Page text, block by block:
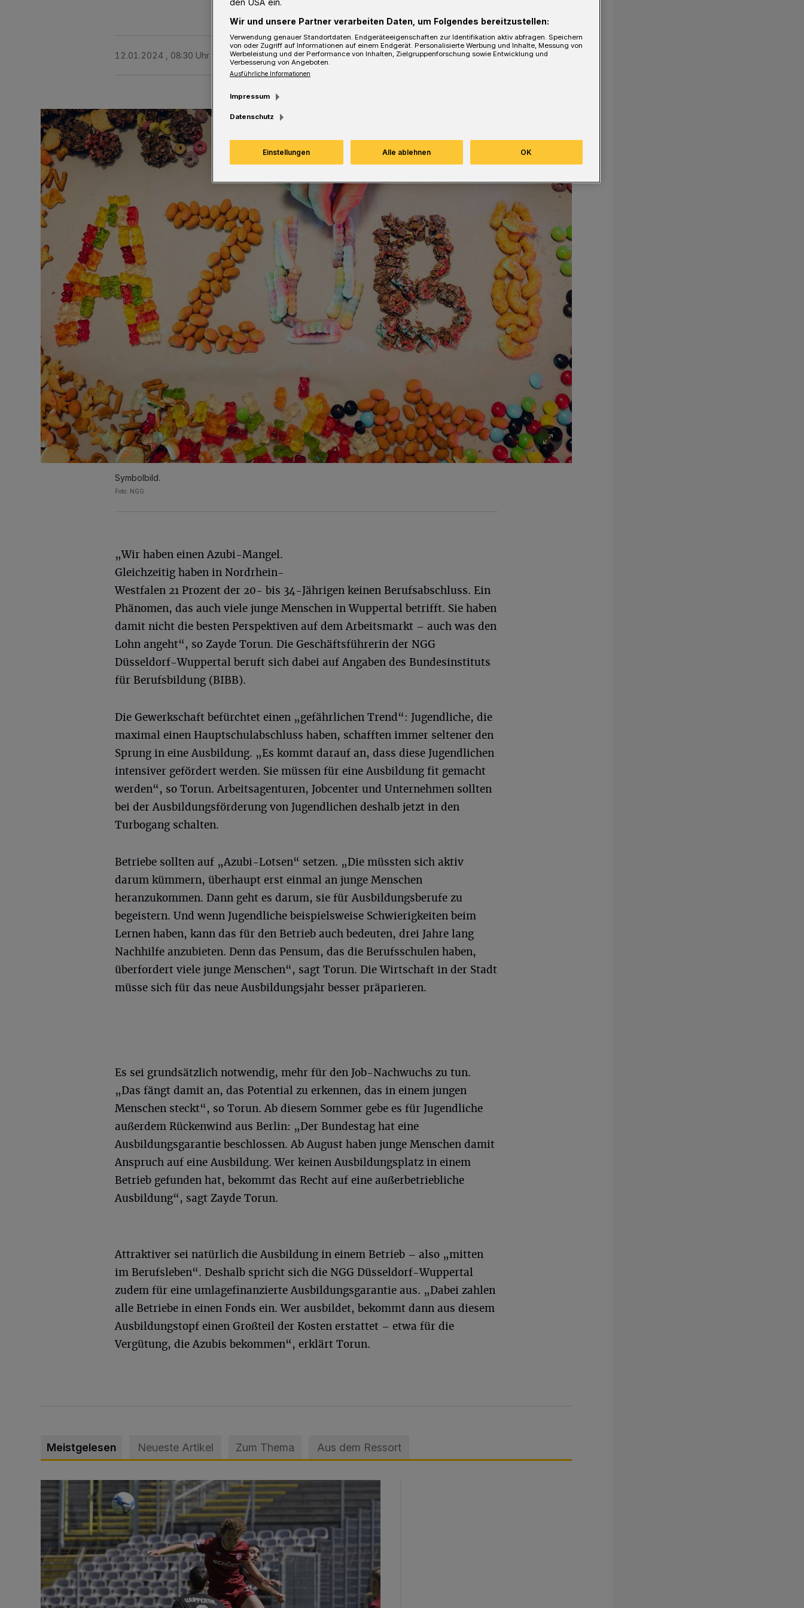
12.01.2024 , 08:30 Uhr 2 Minuten Lesezeit
Symbolbild.
Foto: NGG
„Wir haben einen Azubi-Mangel.
Gleichzeitig haben in Nordrhein-
Westfalen 21 Prozent der 20- bis 34-Jährigen keinen Berufsabschluss. Ein
Phänomen, das auch viele junge Menschen in Wuppertal betrifft. Sie haben
damit nicht die besten Perspektiven auf dem Arbeitsmarkt – auch was den
Lohn angeht“, so Zayde Torun. Die Geschäftsführerin der NGG
Düsseldorf-Wuppertal beruft sich dabei auf Angaben des Bundesinstituts
für Berufsbildung (BIBB).
Die Gewerkschaft befürchtet einen „gefährlichen Trend“: Jugendliche, die
maximal einen Hauptschulabschluss haben, schafften immer seltener den
Sprung in eine Ausbildung. „Es kommt darauf an, dass diese Jugendlichen
intensiver gefördert werden. Sie müssen für eine Ausbildung fit gemacht
werden“, so Torun. Arbeitsagenturen, Jobcenter und Unternehmen sollten
bei der Ausbildungsförderung von Jugendlichen deshalb jetzt in den
Turbogang schalten.
Betriebe sollten auf „Azubi-Lotsen“ setzen. „Die müssten sich aktiv
darum kümmern, überhaupt erst einmal an junge Menschen
heranzukommen. Dann geht es darum, sie für Ausbildungsberufe zu
begeistern. Und wenn Jugendliche beispielsweise Schwierigkeiten beim
Lernen haben, kann das für den Betrieb auch bedeuten, drei Jahre lang
Nachhilfe anzubieten. Denn das Pensum, das die Berufsschulen haben,
überfordert viele junge Menschen“, sagt Torun. Die Wirtschaft in der Stadt
müsse sich für das neue Ausbildungsjahr besser präparieren.
Es sei grundsätzlich notwendig, mehr für den Job-Nachwuchs zu tun.
„Das fängt damit an, das Potential zu erkennen, das in einem jungen
Menschen steckt“, so Torun. Ab diesem Sommer gebe es für Jugendliche
außerdem Rückenwind aus Berlin: „Der Bundestag hat eine
Ausbildungsgarantie beschlossen. Ab August haben junge Menschen damit
Anspruch auf eine Ausbildung. Wer keinen Ausbildungsplatz in einem
Betrieb gefunden hat, bekommt das Recht auf eine außerbetriebliche
Ausbildung“, sagt Zayde Torun.
Attraktiver sei natürlich die Ausbildung in einem Betrieb – also „mitten
im Berufsleben“. Deshalb spricht sich die NGG Düsseldorf-Wuppertal
zudem für eine umlagefinanzierte Ausbildungsgarantie aus. „Dabei zahlen
alle Betriebe in einen Fonds ein. Wer ausbildet, bekommt dann aus diesem
Ausbildungstopf einen Großteil der Kosten erstattet – etwa für die
Vergütung, die Azubis bekommen“, erklärt Torun.
Meistgelesen Neueste Artikel Zum Thema Aus dem Ressort
WSV: Übertragung im Barmer Bahnhof und klare Ansage
den USA ein.
Wir und unsere Partner verarbeiten Daten, um Folgendes bereitzustellen:
Verwendung genauer Standortdaten. Endgeräteeigenschaften zur Identifikation aktiv abfragen. Speichern
von oder Zugriff auf Informationen auf einem Endgerät. Personalisierte Werbung und Inhalte, Messung von
Werbeleistung und der Performance von Inhalten, Zielgruppenforschung sowie Entwicklung und
Verbesserung von Angeboten.
Ausführliche Informationen
Impressum
Datenschutz
Einstellungen Alle ablehnen OK